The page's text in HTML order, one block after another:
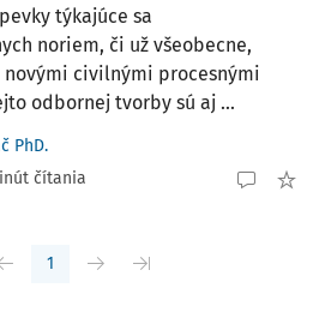
týkajúce sa
noriem, či už všeobecne,
civilnými procesnými
odbornej tvorby sú aj ...
PhD.
čítania
1